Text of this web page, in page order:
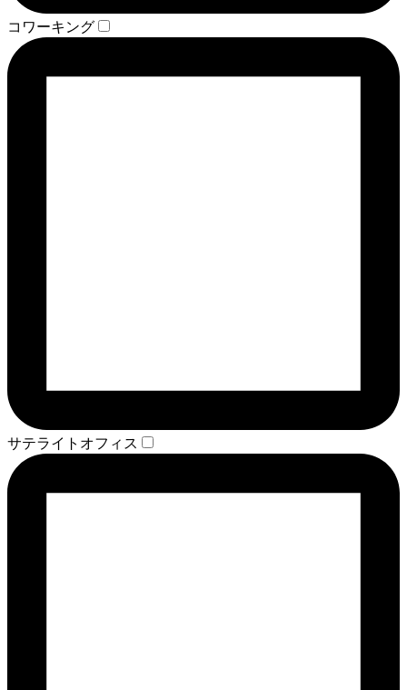
コワーキング
サテライトオフィス